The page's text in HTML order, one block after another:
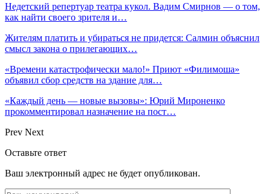
Недетский репертуар театра кукол. Вадим Смирнов — о том,
как найти своего зрителя и…
Жителям платить и убираться не придется: Салмин объяснил
смысл закона о прилегающих…
«Времени катастрофически мало!» Приют «Филимоша»
объявил сбор средств на здание для…
«Каждый день — новые вызовы»: Юрий Мироненко
прокомментировал назначение на пост…
Prev Next
Оставьте ответ
Ваш электронный адрес не будет опубликован.